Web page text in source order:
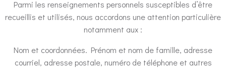
Parmi les renseignements personnels susceptibles d’être
recueillis et utilisés, nous accordons une attention particulière
notamment aux :
Nom et coordonnées. Prénom et nom de famille, adresse
courriel, adresse postale, numéro de téléphone et autres